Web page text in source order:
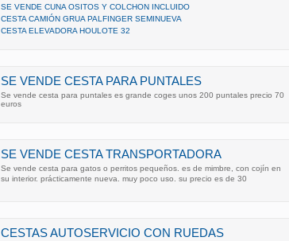
SE VENDE CUNA OSITOS Y COLCHON INCLUIDO
CESTA CAMIÓN GRUA PALFINGER SEMINUEVA
CESTA ELEVADORA HOULOTE 32
SE VENDE CESTA PARA PUNTALES
Se vende cesta para puntales es grande coges unos 200 puntales precio 70
euros
SE VENDE CESTA TRANSPORTADORA
Se vende cesta para gatos o perritos pequeños. es de mimbre, con cojín en
su interior. prácticamente nueva. muy poco uso. su precio es de 30
CESTAS AUTOSERVICIO CON RUEDAS